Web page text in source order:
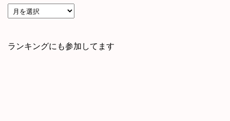
ランキングにも参加してます